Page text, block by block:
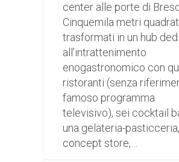
center alle porte di
Cinquemila metri
trasformati in un hub
all’intrattenimento
enogastronomico con
ristoranti (senza
famoso programma
televisivo), sei cocktail
una gelateria-
concept store,…